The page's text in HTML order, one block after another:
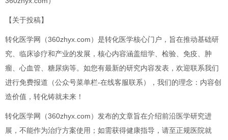
【关于投稿】
转化医学网（360zhyx.com）是转化医学核心门户，旨在推动基础研
究、临床诊疗和产业的发展，核心内容涵盖组学、检验、免疫、肿
瘤、心血管、糖尿病等。如您有最新的研究内容发表，欢迎联系我们
进行免费报道（公众号菜单栏-在线客服联系），我们的理念：内容创
造价值，转化铸就未来！
转化医学网（360zhyx.com）发布的文章旨在介绍前沿医学研究进
展，不能作为治疗方案使用；如需获得健康指导，请至正规医院就